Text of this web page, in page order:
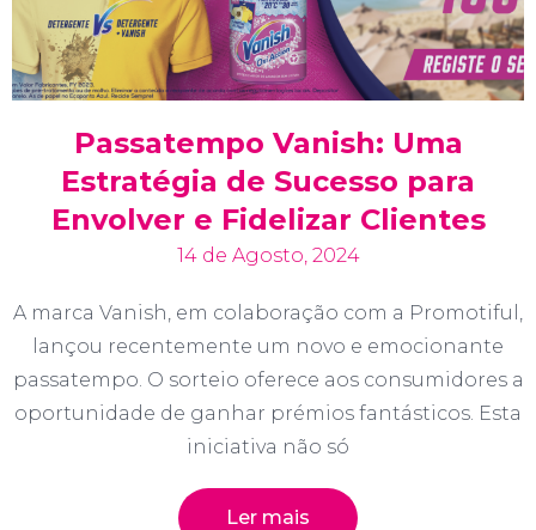
Passatempo Vanish: Uma
Estratégia de Sucesso para
Envolver e Fidelizar Clientes
14 de Agosto, 2024
A marca Vanish, em colaboração com a Promotiful,
lançou recentemente um novo e emocionante
passatempo. O sorteio oferece aos consumidores a
oportunidade de ganhar prémios fantásticos. Esta
iniciativa não só
Ler mais